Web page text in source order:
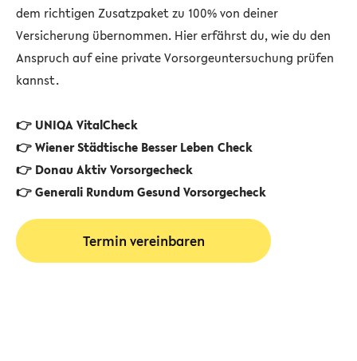
dem richtigen Zusatzpaket zu 100% von deiner
Versicherung übernommen. Hier erfährst du, wie du den
Anspruch auf eine private Vorsorgeuntersuchung prüfen
kannst.
👉 UNIQA VitalCheck
👉 Wiener Städtische Besser Leben Check
👉 Donau Aktiv Vorsorgecheck
👉 Generali Rundum Gesund Vorsorgecheck
Termin vereinbaren